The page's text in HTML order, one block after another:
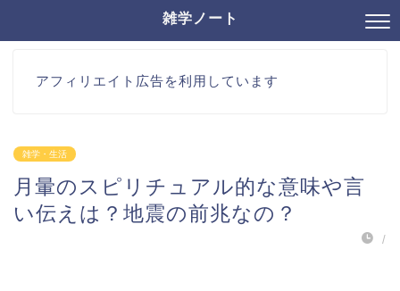
雑学ノート
アフィリエイト広告を利用しています
雑学・生活
月暈のスピリチュアル的な意味や言
い伝えは？地震の前兆なの？
/